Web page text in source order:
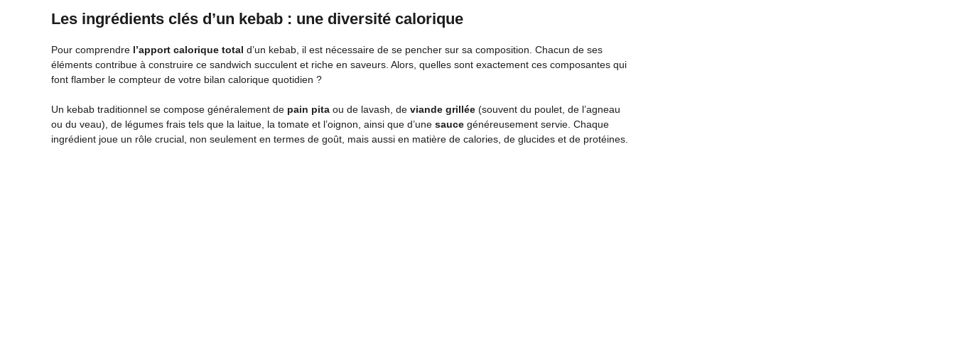
Les ingrédients clés d’un kebab : une diversité calorique
Pour comprendre l’apport calorique total d’un kebab, il est nécessaire de se pencher sur sa composition. Chacun de ses
éléments contribue à construire ce sandwich succulent et riche en saveurs. Alors, quelles sont exactement ces composantes qui
font flamber le compteur de votre bilan calorique quotidien ?
Un kebab traditionnel se compose généralement de pain pita ou de lavash, de viande grillée (souvent du poulet, de l’agneau
ou du veau), de légumes frais tels que la laitue, la tomate et l’oignon, ainsi que d’une sauce généreusement servie. Chaque
ingrédient joue un rôle crucial, non seulement en termes de goût, mais aussi en matière de calories, de glucides et de protéines.